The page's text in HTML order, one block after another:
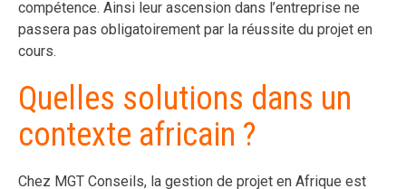
compétence. Ainsi leur ascension dans l’entreprise ne
passera pas obligatoirement par la réussite du projet en
cours.
Quelles solutions dans un
contexte africain ?
Chez MGT Conseils, la gestion de projet en Afrique est